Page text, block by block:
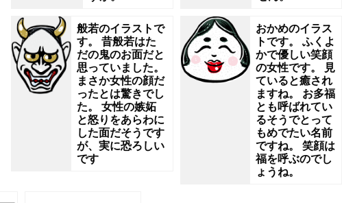
で
と
て
般若のイラストで
す。 昔般若はた
だの鬼のお面だと
思っていました。
まさか女性の顔だ
ったとは驚きでし
た。 女性の嫉妬
と怒りをあらわに
した面だそうです
が、実に恐ろしい
です
おかめのイラス
トです。 ふくよ
かで優しい笑顔
の女性です。 見
ていると癒され
ますね。 お多福
とも呼ばれてい
るそうでとって
もめでたい名前
ですね。 笑顔は
福を呼ぶのでし
ょうね。